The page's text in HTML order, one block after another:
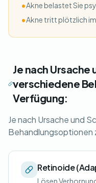
•Akne belastet Sie
•Akne tritt plötzlich
Je nach
verschiedene
Verfügung:
Je nach Ursache und
Behandlungsoptionen
Retinoide
Lösen